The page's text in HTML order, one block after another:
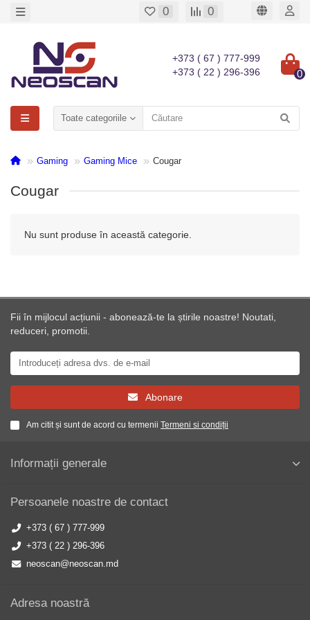
0 0
+373 ( 67 ) 777-999
+373 ( 22 ) 296-396
0
Toate categoriile
Gaming Gaming Mice Cougar
Cougar
Nu sunt produse în această categorie.
Fii în mijlocul acțiunii - abonează-te la știrile noastre! Noutati,
reduceri, promotii.
Abonare
Am citit și sunt de acord cu termenii Termeni si condiții
Informații generale
Persoanele noastre de contact
+373 ( 67 ) 777-999
+373 ( 22 ) 296-396
neoscan@neoscan.md
Adresa noastră